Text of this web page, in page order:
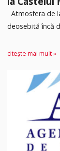
Atmosfera de
deosebită încă
citește mai mult »